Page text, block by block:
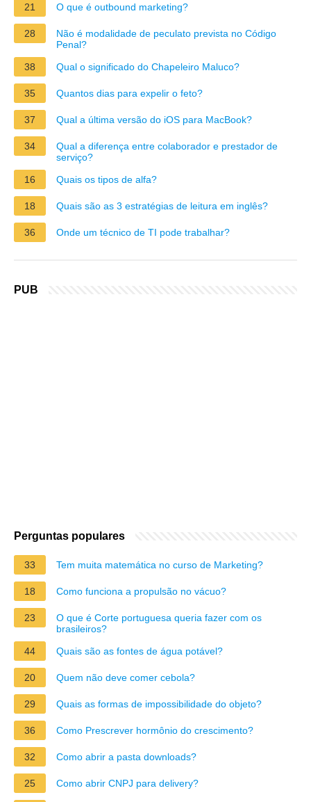
21 O que é outbound marketing?
28
Não é modalidade de peculato prevista no Código
Penal?
38
Qual o significado do Chapeleiro Maluco?
35 Quantos dias para expelir o feto?
37 Qual a última versão do iOS para MacBook?
34
Qual a diferença entre colaborador e prestador de
serviço?
16
Quais os tipos de alfa?
18 Quais são as 3 estratégias de leitura em inglês?
36 Onde um técnico de TI pode trabalhar?
PUB
Perguntas populares
33 Tem muita matemática no curso de Marketing?
18 Como funciona a propulsão no vácuo?
23
O que é Corte portuguesa queria fazer com os
brasileiros?
44
Quais são as fontes de água potável?
20 Quem não deve comer cebola?
29 Quais as formas de impossibilidade do objeto?
36 Como Prescrever hormônio do crescimento?
32 Como abrir a pasta downloads?
25 Como abrir CNPJ para delivery?